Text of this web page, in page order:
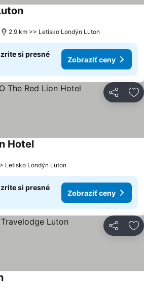
2.9 km >> Letisko Londýn Luton
si presné
Zobraziť ceny
Zdieľať
Hotel
Letisko Londýn Luton
si presné
Zobraziť ceny
Zdieľať